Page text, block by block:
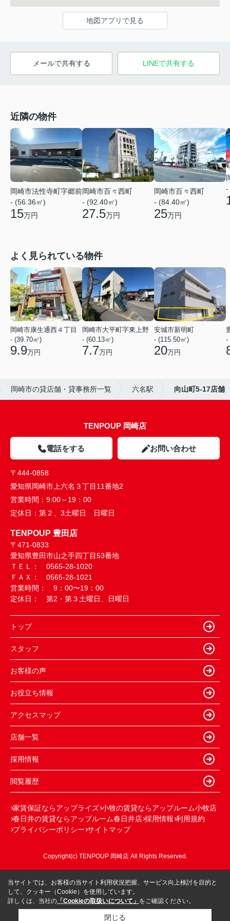
地図アプリで見る
メールで共有する LINEで共有する
近隣の物件
岡崎市法性寺町字郷前
- (56.36㎡)
15万円
岡崎市百々西町
- (92.40㎡)
27.5万円
岡崎市百々西町
- (84.40㎡)
25万円
-
よく見られている物件
岡崎市康生通西４丁目
- (39.70㎡)
9.9万円
岡崎市大平町字東上野
- (60.13㎡)
7.7万円
安城市新明町
- (115.50㎡)
20万円
-
岡崎市の貸店舗・貸事務所一覧 六名駅 向山町5-17店舗
TENPOUP 岡崎店
電話をする お問い合わせ
〒444-0858
愛知県岡崎市上六名３丁目11番地2
営業時間： 9:00～19：00
定休日： 第２、3土曜日 日曜日
TENPOUP 豊田店
〒471-0833
愛知県豊田市山之手四丁目53番地
ＴＥＬ： 0565-28-1020
ＦＡＸ： 0565-28-1021
営業時間： 9：00〜19：00
定休日： 第2・第３土曜日、日曜日
トップ
スタッフ
お客様の声
お役立ち情報
アクセスマップ
店舗一覧
採用情報
閲覧履歴
家賃保証ならアップライズ 小牧の賃貸ならアップルーム小牧店
春日井の賃貸ならアップルーム春日井店 採用情報 利用規約
プライバシーポリシー サイトマップ
Copyright(c) TENPOUP 岡崎店 All Rights Reserved.
当サイトでは、お客様の当サイト利用状況把握、サービス向上検討を目的と
して、クッキー（Cookie）を使用しています。
詳しくは、当社の 「Cookieの取扱いについて」 をご確認ください。
閉じる